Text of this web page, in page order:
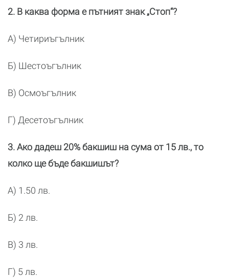
2. В каква форма е пътният знак „Стоп“?
А) Четириъгълник
Б) Шестоъгълник
В) Осмоъгълник
Г) Десетоъгълник
3. Ако дадеш 20% бакшиш на сума от 15 лв., то
колко ще бъде бакшишът?
А) 1.50 лв.
Б) 2 лв.
В) 3 лв.
Г) 5 лв.